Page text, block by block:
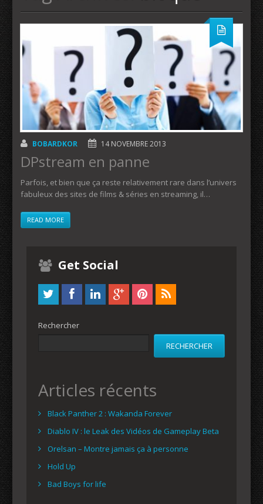
BOBARDKOR 14 NOVEMBRE 2013
DPstream en panne
Parfois, et bien que ça reste relativement rare dans l’univers
fabuleux des sites de films & séries en streaming, il…
READ MORE
Get Social
Rechercher
RECHERCHER
Articles récents
Black Panther 2 : Wakanda Forever
Diablo IV : le Leak des Vidéos de Gameplay Beta
Orelsan – Montre jamais ça à personne
Hold Up
Bad Boys for life